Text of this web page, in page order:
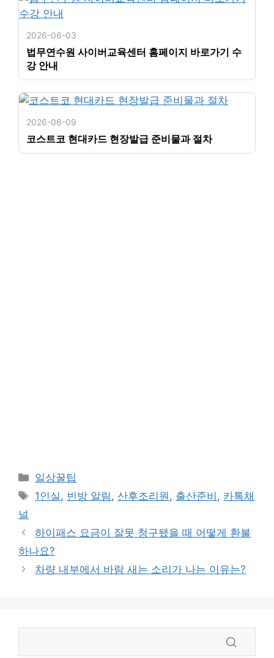
2026-06-03
법무연수원 사이버교육센터 홈페이지 바로가기 수
강 안내
2026-06-09
코스트코 현대카드 현장발급 준비물과 절차
카
테
일상꿀팁
태
1인실, 빈방 알림,산후조리원, 출산준비 , 카톡채
널
하이패스 요금이 잘못 청구됐을 때 어떻게 환불
하나요?
차량 내부에서 바람 새는 소리가 나는 이유는?